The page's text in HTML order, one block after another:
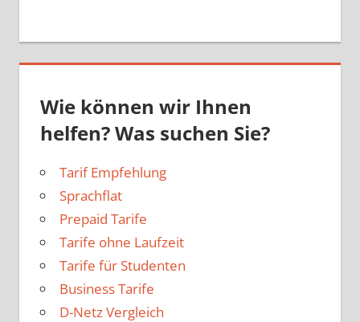
Wie können wir Ihnen
helfen? Was suchen Sie?
Tarif Empfehlung
Sprachflat
Prepaid Tarife
Tarife ohne Laufzeit
Tarife für Studenten
Business Tarife
D-Netz Vergleich